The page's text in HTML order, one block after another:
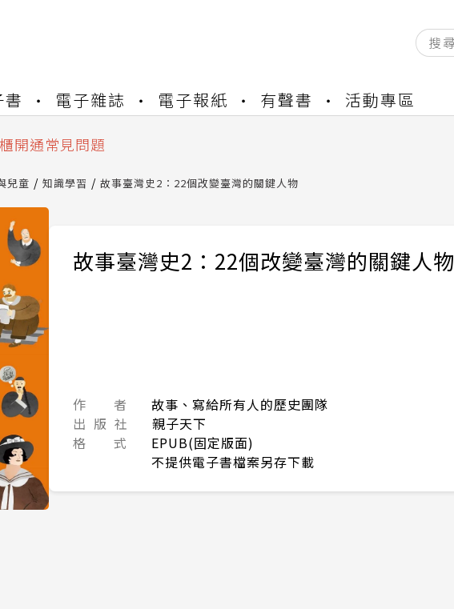
書 電子雜誌 電子報紙 有聲書 活動專區
讀墨系統維護中，本站同步暫停部分閱讀服務
開通常見問題
升級重要說明及資產合併結果查詢
讀墨系統維護中，本站同步暫停部分閱讀服務
兒童 知識學習 故事臺灣史2：22個改變臺灣的關鍵人物
故事臺灣史2：22個改變臺灣的關鍵人物
作 者
故事、寫給所有人的歷史團隊
出 版 社
親子天下
格 式
EPUB(固定版面)
不提供電子書檔案另存下載